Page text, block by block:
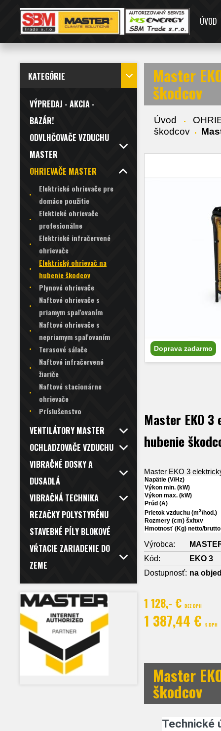
ÚVOD
KATEGÓRIE
VÝPREDAJ - AKCIA -
BAZÁR!
ODVLHČOVAČE VZDUCHU
MASTER
OHRIEVAČE MASTER
Elektrické ohrievače pre
domáce použitie
Elektické ohrievače
profesionálne
Elektrické infračervené
ohrievače
Elektrický ohrievač na
hubenie škodcov
Plynové ohrievače
Naftové ohrievače s
priamym spaľovaním
Naftové ohrievače s
nepriamym spaľovaním
Terasové sálače
Naftové infračervené
žiariče
Naftové stacionárne
ohrievače
Príslušenstvo
VENTILÁTORY MASTER
OCHLADZOVAČE VZDUCHU
VIBRAČNÉ DOSKY A
DUSADLÁ
VIBRAČNÁ TECHNIKA
REZAČKY POLYSTYRÉNU
STAVEBNÉ PÍLY BLOKOVÉ
VŔTACIE ZARIADENIE DO
ZEME
Master
škodcov
Úvod
škodcov
Doprava zadarmo
Master EKO
hubenie
Master EKO 3
Napätie (V/Hz)
Výkon min. (kW)
Výkon max. (kW)
Prúd (A)
Prietok vzduchu (m3/hod.)
Rozmery (cm) šxhxv
Hmotnosť (Kg) netto/
Výrobca:
Kód:
EKO 3
Dostupnosť: na
1 128,- € BEZ DPH
1 387,44 € S DPH
Master
škodcov
Technické